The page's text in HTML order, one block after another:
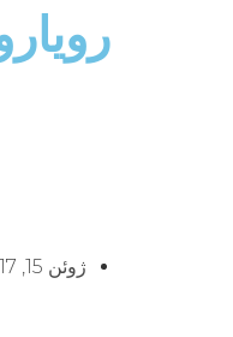
ژوئن 15, 2017